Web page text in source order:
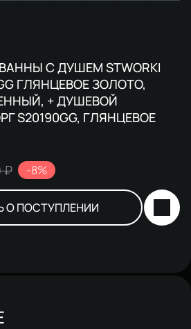
С ДУШЕМ STWORKI
ГЛЯНЦЕВОЕ ЗОЛОТО,
+ ДУШЕВОЙ
S20190GG, ГЛЯНЦЕВОЕ
₽ -8%
О ПОСТУПЛЕНИИ